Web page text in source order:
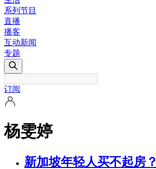
系列节目
直播
播客
互动新闻
专题
订阅
杨雯婷
新加坡年轻人买不起房？